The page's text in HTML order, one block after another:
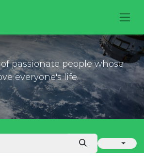
passionate people whose
everyone's life.